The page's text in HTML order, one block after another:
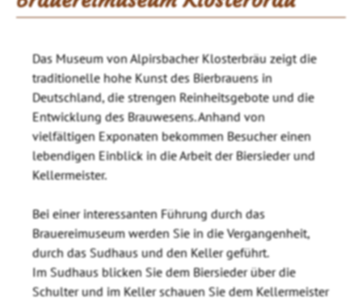
Das Museum von Alpirsbacher Klosterbräu zeigt die
traditionelle hohe Kunst des Bierbrauens in
Deutschland, die strengen Reinheitsgebote und die
Entwicklung des Brauwesens. Anhand von
vielfältigen Exponaten bekommen Besucher einen
lebendigen Einblick in die Arbeit der Biersieder und
Kellermeister.
Bei einer interessanten Führung durch das
Brauereimuseum werden Sie in die Vergangenheit,
durch das Sudhaus und den Keller geführt.
Im Sudhaus blicken Sie dem Biersieder über die
Schulter und im Keller schauen Sie dem Kellermeister